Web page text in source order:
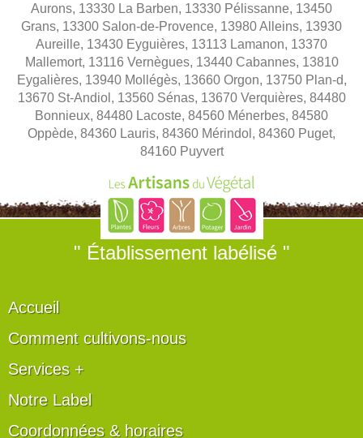
Aurons, 13330 La Barben, 13330 Pélissanne, 13450
Grans, 13300 Salon-de-Provence, 13980 Alleins, 13930
Aureille, 13430 Eyguières, 13113 Lamanon, 13370
Mallemort, 13116 Vernègues, 13440 Cabannes, 13810
Eygalières, 13940 Mollégès, 13660 Orgon, 13750 Plan-d,
13670 St-Andiol, 13560 Sénas, 13670 Verquières, 84480
Bonnieux, 84480 Lacoste, 84560 Ménerbes, 84580
Oppède, 84360 Lauris, 84360 Mérindol, 84360 Puget,
84160 Puyvert
" Établissement labélisé "
Accueil
Comment cultivons-nous
Services +
Notre Label
Coordonnées & horaires